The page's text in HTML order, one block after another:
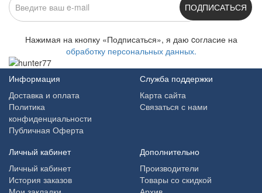
ПОДПИСАТЬСЯ
Нажимая на кнопку «Подписаться», я даю cогласие на
обработку персональных данных.
Информация
Доставка и оплата
Политика
конфиденциальности
Публичная Оферта
Служба поддержки
Карта сайта
Связаться с нами
Личный кабинет
Личный кабинет
История заказов
Дополнительно
Производители
Товары со скидкой